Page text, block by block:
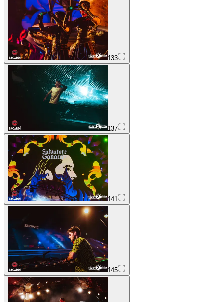
133
137
141
145